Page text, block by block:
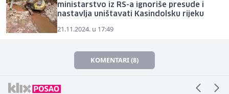
ministarstvo iz RS-a ignoriše presude i
nastavlja uništavati Kasindolsku rijeku
21.11.2024. u 17:49
KOMENTARI (8)